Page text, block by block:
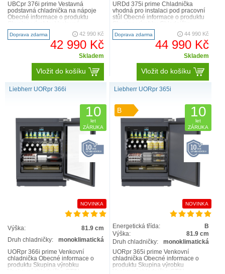
UBCpr 376i prime Vestavná
podstavná chladnička na nápoje
Obecné informace o produktu
podstavná chladnička na nápoje
G..
Doprava zdarma 42 990 Kč
42 990 Kč
Skladem
Vložit do košíku
URDd 375i prime Chladnička
vhodná pro instalaci pod pracovní
stůl Obecné informace o produktu
vhodná pro instalaci p..
Doprava zdarma 44 990 Kč
44 990 Kč
Skladem
Vložit do košíku
Liebherr UORpr 366i
10
let
ZÁRUKA
NOVINKA
Výška:
81.9 cm
Druh chladničky:
monoklimatická
UORpr 366i prime Venkovní
chladnička Obecné informace o
produktu Skupina výrobku
Liebherr UORpr 365i
B 10
let
ZÁRUKA
NOVINKA
Energetická třída:
B
Výška:
81.9 cm
Druh chladničky:
monoklimatická
UORpr 365i prime Venkovní
chladnička Obecné informace o
produktu Skupina výrobku